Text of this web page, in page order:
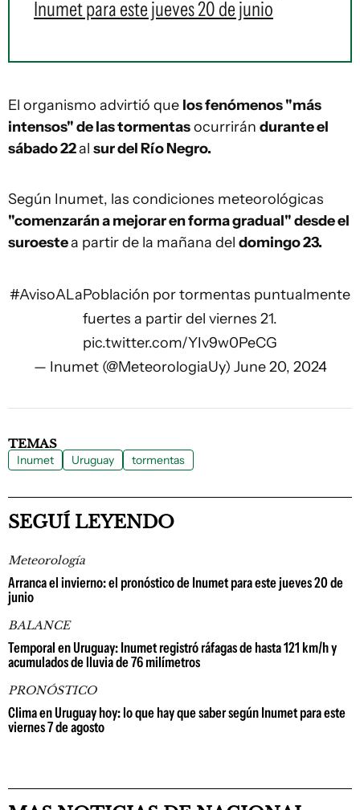
Inumet para este jueves 20 de junio
El organismo advirtió que los fenómenos "más
intensos" de las tormentasocurrirán durante el
sábado 22al sur del Río Negro.
Según Inumet, las condiciones meteorológicas
"comenzarán a mejorar en forma gradual" desde el
suroestea partir de la mañana del domingo 23.
#AvisoALaPoblación por tormentas puntualmente
fuertes a partir del viernes 21.
pic.twitter.com/YIv9w0PeCG
— Inumet (@MeteorologiaUy) June 20, 2024
TEMAS
Inumet Uruguay tormentas
SEGUÍ LEYENDO
Meteorología
Arranca el invierno: el pronóstico de Inumet para este jueves 20 de
junio
BALANCE
Temporal en Uruguay: Inumet registró ráfagas de hasta 121 km/h y
acumulados de lluvia de 76 milímetros
PRONÓSTICO
Clima en Uruguay hoy: lo que hay que saber según Inumet para este
viernes 7 de agosto